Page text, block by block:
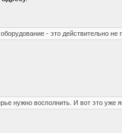
- это действительно
нужно восполнить. И вот это уже